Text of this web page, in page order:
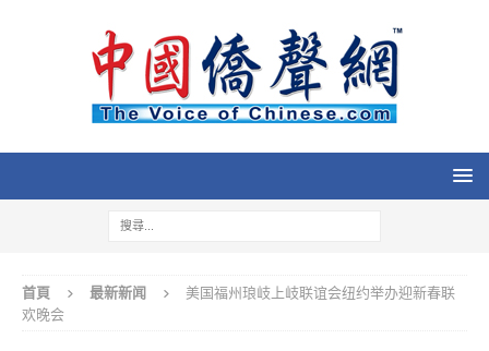
首頁 最新新闻
美国福州琅岐上岐联谊会纽约举办迎新春联
欢晚会